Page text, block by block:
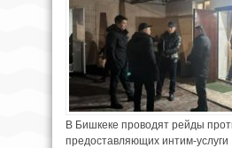
В Бишкеке проводят рейды
предоставляющих интим-услуги